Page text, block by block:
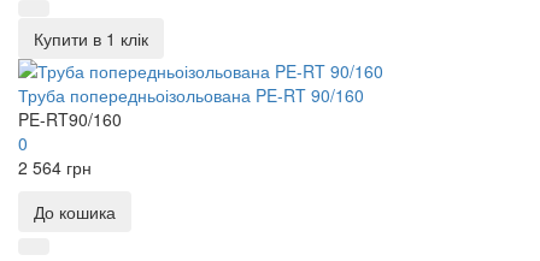
Купити в 1 клік
Труба попередньоізольована PE-RT 90/160
PE-RT90/160
0
2 564 грн
До кошика